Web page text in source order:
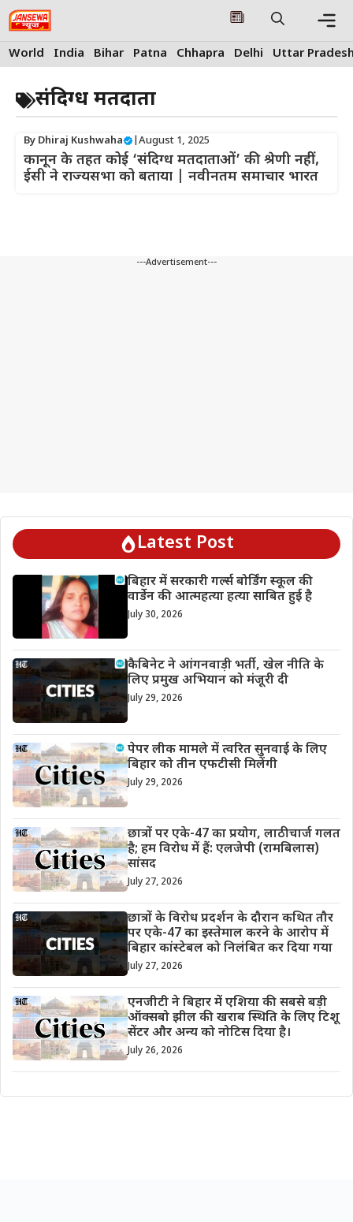
Skip
to
content
World India Bihar Patna Chhapra Delhi Uttar
संदिग्ध मतदाता
By Dhiraj Kushwaha August 1, 2025
कानून के तहत कोई ‘संदिग्ध मतदाताओं’ की श्रेणी नहीं,
ईसी ने राज्यसभा को बताया | नवीनतम समाचार भारत
---Advertisement---
Latest Post
बिहार में सरकारी गर्ल्स बोर्डिंग स्कूल की
वार्डेन की आत्महत्या हत्या साबित हुई है
July 30, 2026
कैबिनेट ने आंगनवाड़ी भर्ती, खेल नीति के
लिए प्रमुख अभियान को मंजूरी दी
July 29, 2026
पेपर लीक मामले में त्वरित सुनवाई के लिए
बिहार को तीन एफटीसी मिलेंगी
July 29, 2026
छात्रों पर एके-47 का प्रयोग, लाठीचार्ज गलत
है; हम विरोध में हैं: एलजेपी (रामबिलास)
सांसद
July 27, 2026
छात्रों के विरोध प्रदर्शन के दौरान कथित तौर
पर एके-47 का इस्तेमाल करने के आरोप में
बिहार कांस्टेबल को निलंबित कर दिया गया
July 27, 2026
एनजीटी ने बिहार में एशिया की सबसे बड़ी
ऑक्सबो झील की खराब स्थिति के लिए टिशू
सेंटर और अन्य को नोटिस दिया है।
July 26, 2026